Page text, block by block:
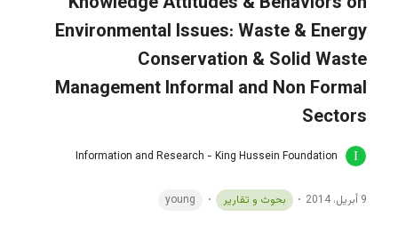
Environmental Issues: Waste & Energy
Conservation & Solid Waste
Management Informal and Non Formal
Sectors
Information and Research - King Hussein Foundation
9 أبريل، 2014 بحوث و تقارير young